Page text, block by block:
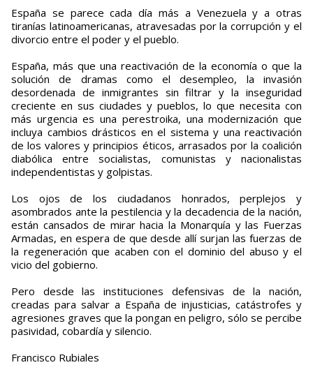
España se parece cada día más a Venezuela y a otras
tiranías latinoamericanas, atravesadas por la corrupción y el
divorcio entre el poder y el pueblo.
España, más que una reactivación de la economía o que la
solución de dramas como el desempleo, la invasión
desordenada de inmigrantes sin filtrar y la inseguridad
creciente en sus ciudades y pueblos, lo que necesita con
más urgencia es una perestroika, una modernización que
incluya cambios drásticos en el sistema y una reactivación
de los valores y principios éticos, arrasados por la coalición
diabólica entre socialistas, comunistas y nacionalistas
independentistas y golpistas.
Los ojos de los ciudadanos honrados, perplejos y
asombrados ante la pestilencia y la decadencia de la nación,
están cansados de mirar hacia la Monarquía y las Fuerzas
Armadas, en espera de que desde allí surjan las fuerzas de
la regeneración que acaben con el dominio del abuso y el
vicio del gobierno.
Pero desde las instituciones defensivas de la nación,
creadas para salvar a España de injusticias, catástrofes y
agresiones graves que la pongan en peligro, sólo se percibe
pasividad, cobardía y silencio.
Francisco Rubiales